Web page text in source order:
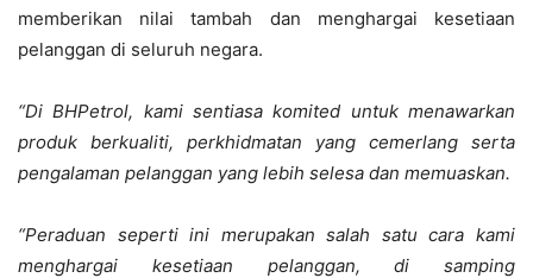
memberikan nilai tambah dan menghargai kesetiaan
pelanggan di seluruh negara.
“Di BHPetrol, kami sentiasa komited untuk menawarkan
produk berkualiti, perkhidmatan yang cemerlang serta
pengalaman pelanggan yang lebih selesa dan memuaskan.
“Peraduan seperti ini merupakan salah satu cara kami
menghargai kesetiaan pelanggan, di samping